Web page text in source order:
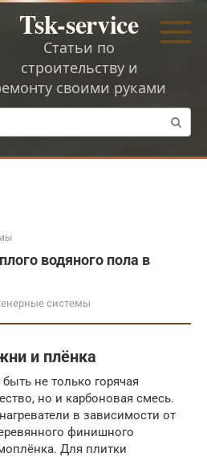
Tsk-service
Статьи по
строительству и
своими руками
водяного пола в
системы
и плёнка
не только горячая
но и карбоновая смесь.
в зависимости от
финишного
Для плитки